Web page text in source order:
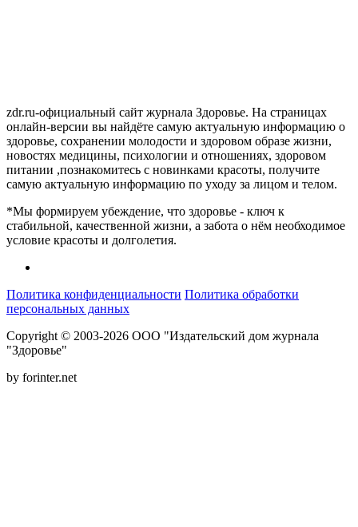
zdr.ru-официальный сайт журнала Здоровье. На страницах
онлайн-версии вы найдёте самую актуальную информацию о
здоровье, сохранении молодости и здоровом образе жизни,
новостях медицины, психологии и отношениях, здоровом
питании ,познакомитесь с новинками красоты, получите
самую актуальную информацию по уходу за лицом и телом.
*Мы формируем убеждение, что здоровье - ключ к
стабильной, качественной жизни, а забота о нём необходимое
условие красоты и долголетия.
Политика конфиденциальности Политика обработки
персональных данных
Copyright © 2003-2026 ООО "Издательский дом журнала
"Здоровье"
by forinter.net